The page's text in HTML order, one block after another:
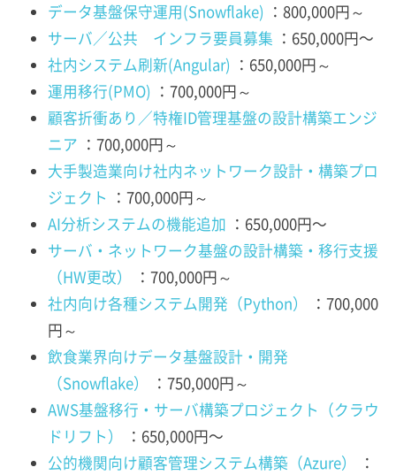
データ基盤保守運用(Snowflake) ：800,000円～
サーバ／公共 インフラ要員募集 ：650,000円〜
社内システム刷新(Angular) ：650,000円～
運用移行(PMO) ：700,000円～
顧客折衝あり／特権ID管理基盤の設計構築エンジ
ニア ：700,000円～
大手製造業向け社内ネットワーク設計・構築プロ
ジェクト ：700,000円～
AI分析システムの機能追加 ：650,000円〜
サーバ・ネットワーク基盤の設計構築・移行支援
（HW更改）
：700,000円～
社内向け各種システム開発（Python）
：700,000
円～
飲食業界向けデータ基盤設計・開発
（Snowflake）
：750,000円～
AWS基盤移行・サーバ構築プロジェクト（クラウ
ドリフト）
：650,000円〜
公的機関向け顧客管理システム構築（Azure）
：